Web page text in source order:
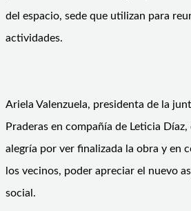
del espacio, sede que utilizan para
actividades.
Ariela Valenzuela, presidenta de la
Praderas en compañía de Leticia
alegría por ver finalizada la obra y en
los vecinos, poder apreciar el nuevo
social.